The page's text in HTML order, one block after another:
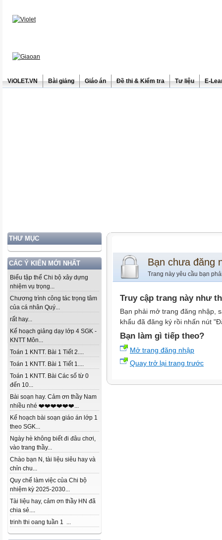
ViOLET.VN Bài giảng Giáo án Đề thi & Kiểm tra Tư liệu E-
THƯ MỤC
CÁC Ý KIẾN MỚI NHẤT
Biểu tập thể Chi bộ xây dựng
nhiệm vụ trọng...
Chương trình công tác trọng tâm
của cá nhân Quý...
rất hay...
Kế hoạch giảng dạy lớp 4 SGK -
KNTT Môn...
Toán 1 KNTT. Bài 1 Tiết 2....
Toán 1 KNTT. Bài 1 Tiết 1....
Toán 1 KNTT. Bài Các số từ 0
đến 10...
Bài soạn hay. Cảm ơn thầy Nam
nhiều nhé ❤️❤️❤️❤️❤️❤️...
Kế hoạch bài soạn giáo án lớp 1
theo SGK...
Ngày hè không biết đi đâu chơi,
vào trang thầy...
Chào bạn N, tài liệu siêu hay và
chỉn chu...
Quy chế làm việc của Chi bộ
nhiệm kỳ 2025-2030...
Tài liệu hay, cảm ơn thầy HN đã
chia sẻ....
trinh thi oang tuần 1 ...
Bạn chưa đăng
Trang này yêu cầu bạn
Truy cập trang này như
Bạn phải mở trang đăng nhập,
khẩu đã đăng ký rồi nhấn nút
Bạn làm gì tiếp theo?
Mở trang đăng nhập
Quay trở lại trang trước